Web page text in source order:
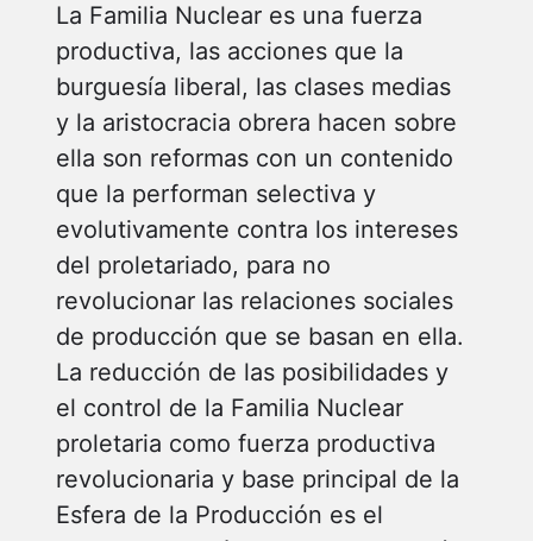
La Familia Nuclear es una fuerza
productiva, las acciones que la
burguesía liberal, las clases medias
y la aristocracia obrera hacen sobre
ella son reformas con un contenido
que la performan selectiva y
evolutivamente contra los intereses
del proletariado, para no
revolucionar las relaciones sociales
de producción que se basan en ella.
La reducción de las posibilidades y
el control de la Familia Nuclear
proletaria como fuerza productiva
revolucionaria y base principal de la
Esfera de la Producción es el